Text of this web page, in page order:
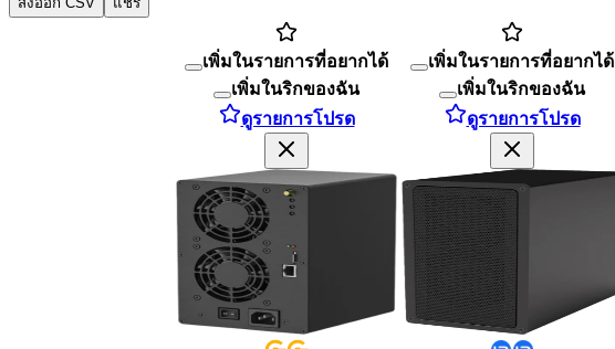
เพิ่มในรายการที่อยากได้
เพิ่มในริกของฉัน
ดูรายการโปรด
เพิ่มในรายการที่อยากได้
เพิ่มในริกของฉัน
ดูรายการโปรด